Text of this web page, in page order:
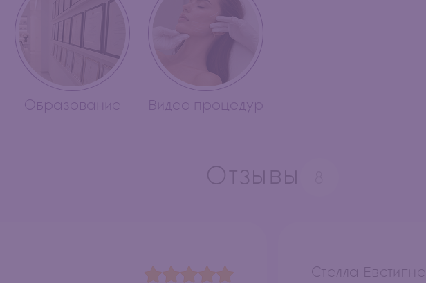
Образование Видео процедур
Отзывы
Стелла